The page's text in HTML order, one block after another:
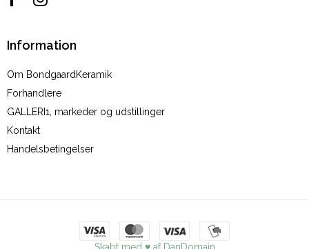
Information
Om BondgaardKeramik
Forhandlere
GALLERI1, markeder og udstillinger
Kontakt
Handelsbetingelser
Skabt med ♥ af DanDomain